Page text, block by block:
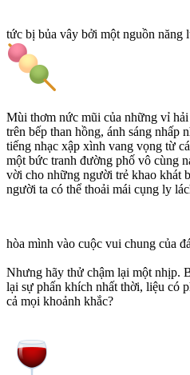
tức bị bủa vây bởi một nguồn năng
Mùi thơm nức mũi của những vỉ
trên bếp than hồng, ánh sáng nhấp
tiếng nhạc xập xình vang vọng từ
một bức tranh đường phố vô cùng
vời cho những người trẻ khao khát
người ta có thể thoải mái cụng ly
hòa mình vào cuộc vui chung của
Nhưng hãy thử chậm lại một nhịp.
lại sự phấn khích nhất thời, liệu có
cả mọi khoảnh khắc?